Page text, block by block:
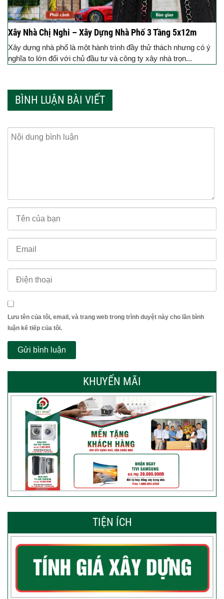
Xây Nhà Chị Nghi – Xây Dựng Nhà Phố 3 Tầng 5x12m
Xây dựng nhà phố là một hành trình đầy thử thách nhưng có ý
nghĩa to lớn đối với chủ đầu tư và công ty xây nhà trọn...
BÌNH LUẬN BÀI VIẾT
Lưu tên của tôi, email, và trang web trong trình duyệt này cho lần bình
luận kế tiếp của tôi.
KHUYẾN MÃI
TIỆN ÍCH